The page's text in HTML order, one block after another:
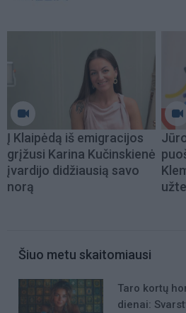
Į Klaipėdą iš emigracijos
grįžusi Karina Kučinskienė
įvardijo didžiausią savo
norą
Šiuo metu skaitomiausi
Taro kortų
dienai: